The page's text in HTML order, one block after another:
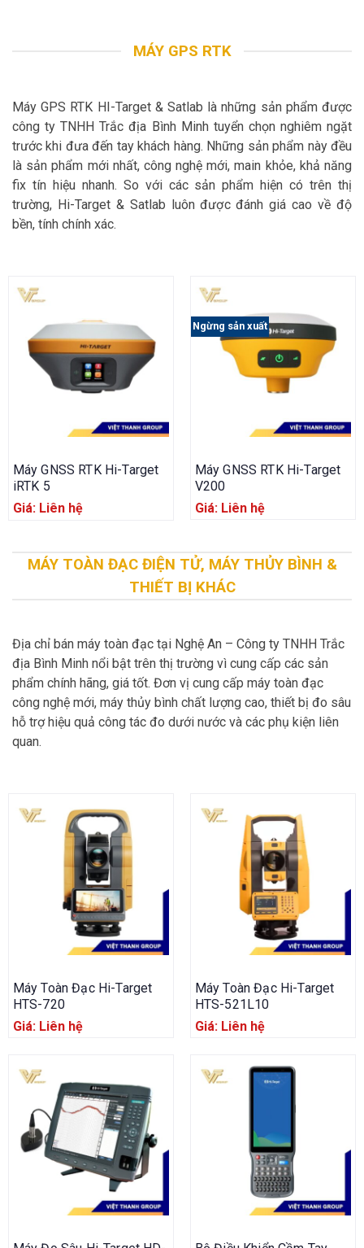
MÁY GPS RTK
Máy GPS RTK HI-Target & Satlab là những sản phẩm được
công ty TNHH Trắc địa Bình Minh tuyển chọn nghiêm ngặt
trước khi đưa đến tay khách hàng. Những sản phẩm này đều
là sản phẩm mới nhất, công nghệ mới, main khỏe, khả năng
fix tín hiệu nhanh. So với các sản phẩm hiện có trên thị
trường, Hi-Target & Satlab luôn được đánh giá cao về độ
bền, tính chính xác.
Máy GNSS RTK Hi-Target
iRTK 5
Giá: Liên hệ
Ngừng sản xuất
Máy GNSS RTK Hi-Target
V200
Giá: Liên hệ
MÁY TOÀN ĐẠC ĐIỆN TỬ, MÁY THỦY BÌNH &
THIẾT BỊ KHÁC
Địa chỉ bán máy toàn đạc tại Nghệ An – Công ty TNHH Trắc
địa Bình Minh nổi bật trên thị trường vì cung cấp các sản
phẩm chính hãng, giá tốt. Đơn vị cung cấp máy toàn đạc
công nghệ mới, máy thủy bình chất lượng cao, thiết bị đo sâu
hỗ trợ hiệu quả công tác đo dưới nước và các phụ kiện liên
quan.
Máy Toàn Đạc Hi-Target
HTS-720
Giá: Liên hệ
Máy Toàn Đạc Hi-Target
HTS-521L10
Giá: Liên hệ